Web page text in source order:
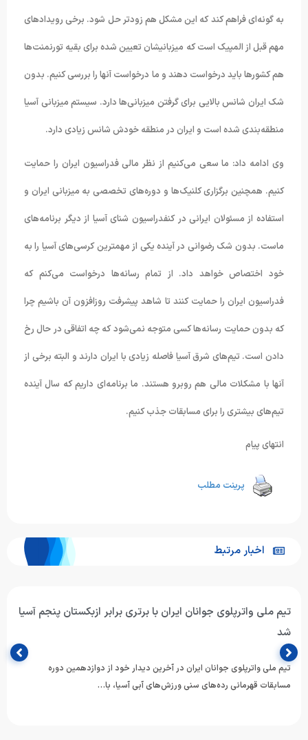
به گونه‌ای فراهم کند که این مشکل هم زودتر حل شود. برخی رویدادهای
مهم قبل از المپیک است که میزبانیشان تعیین شده برای بقیه تورنمنت‌ها
هم کشورها باید درخواست دهند و ما درخواست آنها را بررسی کنیم. بدون
شک ایران شانس بالایی برای گرفتن میزبانی‌ها دارد. سیستم میزبانی آسیا
منطقه‌بندی شده است و ایران در منطقه خودش شانس زیادی دارد.
وی ادامه داد: ما سعی می‌کنیم از نظر مالی فدراسیون ایران را حمایت
کنیم. همچنین برگزاری کلنیک‌ها و دوره‌های تخصصی به میزبانی ایران و
استفاده از مسئولان ایرانی در کنفدراسیون شنای آسیا از دیگر برنامه‌های
ماست. بدون شک رضوانی در آینده یکی از مهمترین کرسی‌های آسیا را به
خود اختصاص خواهد داد. از تمام رسانه‌ها درخواست می‌کنم که
فدراسیون ایران را حمایت کنند تا شاهد پیشرفت روز‌افزون آن باشیم چرا
که بدون حمایت رسانه‌ها کسی متوجه نمی‌شود که چه اتفاقی در حال رخ
دادن است. تیم‌های شرق آسیا فاصله زیادی با ایران دارند و البته برخی از
آنها با مشکلات مالی هم روبرو هستند. ما برنامه‌ای داریم که سال آینده
تیم‌های بیشتری را برای مسابقات جذب کنیم.
انتهای پیام
پرینت مطلب
اخبار مرتبط
تیم ملی واترپلوی جوانان ایران با برتری برابر ازبکستان پنجم آسیا
شد
تیم ملی واترپلوی جوانان ایران در آخرین دیدار خود از دوازدهمین دوره
مسابقات قهرمانی رده‌های سنی ورزش‌های آبی آسیا، با…